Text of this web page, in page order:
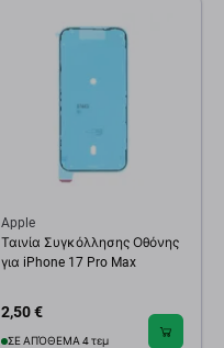
Apple
Ταινία Συγκόλλησης Οθόνης
για iPhone 17 Pro Max
2,50 €
ΣΕ ΑΠΌΘΕΜΑ 4 τεμ